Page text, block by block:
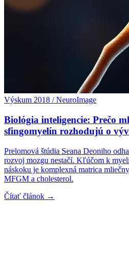
Výskum 2018 / NeuroImage
Biológia inteligencie: Prečo
sfingomyelín rozhodujú o
Prelomová štúdia Seana Deoniho
rozvoj mozgu nestačí. Kľúčom k
náskoku je komplexná matrica
MFGM a cholesterol.
Čítať článok →